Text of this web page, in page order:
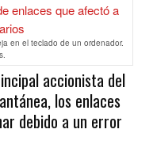
en el teclado de un ordenador.
accionista del
los enlaces
debido a un error